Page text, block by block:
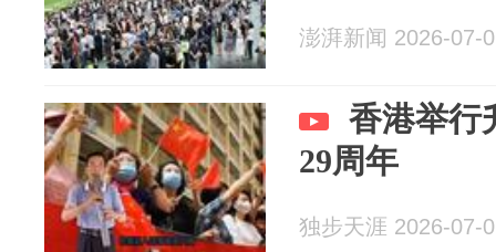
澎湃新闻 2026-07-
香港举行
29周年
独步天涯 2026-07-